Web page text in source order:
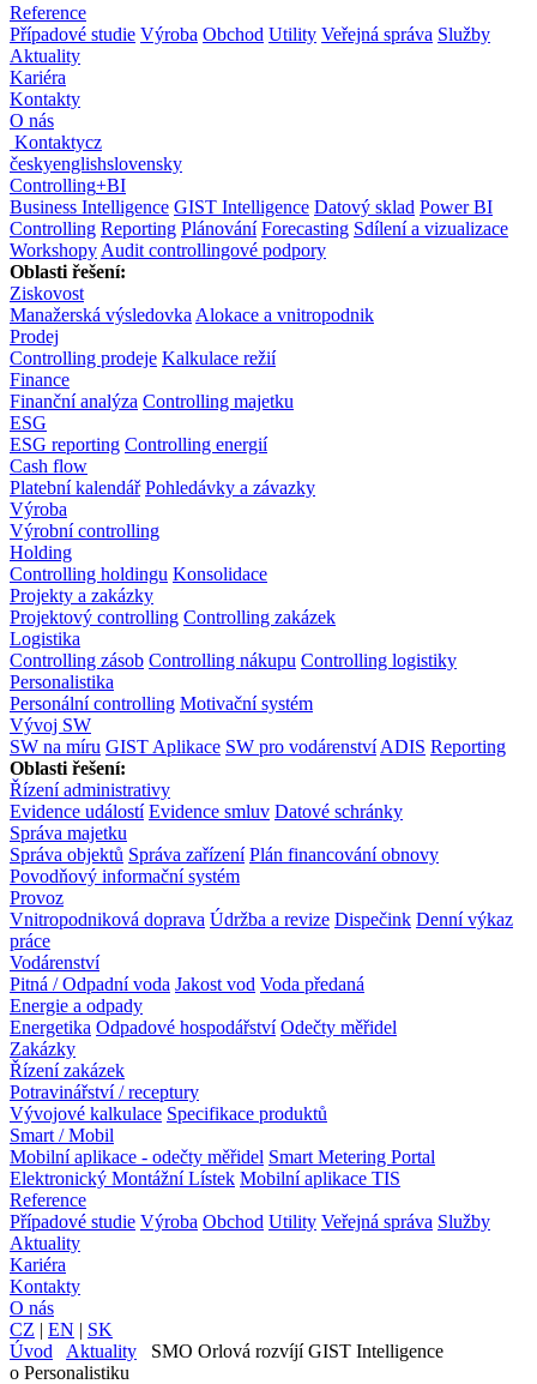
Reference
Případové studie Výroba Obchod Utility Veřejná správa Služby
Aktuality
Kariéra
Kontakty
O nás
Kontaktycz
českyenglishslovensky
Controlling+BI
Business Intelligence GIST Intelligence Datový sklad Power BI
Controlling Reporting Plánování Forecasting Sdílení a vizualizace
Workshopy Audit controllingové podpory
Oblasti řešení:
Ziskovost
Manažerská výsledovka Alokace a vnitropodnik
Prodej
Controlling prodeje Kalkulace režií
Finance
Finanční analýza Controlling majetku
ESG
ESG reporting Controlling energií
Cash flow
Platební kalendář Pohledávky a závazky
Výroba
Výrobní controlling
Holding
Controlling holdingu Konsolidace
Projekty a zakázky
Projektový controlling Controlling zakázek
Logistika
Controlling zásob Controlling nákupu Controlling logistiky
Personalistika
Personální controlling Motivační systém
Vývoj SW
SW na míru GIST Aplikace SW pro vodárenství ADIS Reporting
Oblasti řešení:
Řízení administrativy
Evidence událostí Evidence smluv Datové schránky
Správa majetku
Správa objektů Správa zařízení Plán financování obnovy
Povodňový informační systém
Provoz
Vnitropodniková doprava Údržba a revize Dispečink Denní výkaz
práce
Vodárenství
Pitná / Odpadní voda Jakost vod Voda předaná
Energie a odpady
Energetika Odpadové hospodářství Odečty měřidel
Zakázky
Řízení zakázek
Potravinářství / receptury
Vývojové kalkulace Specifikace produktů
Smart / Mobil
Mobilní aplikace - odečty měřidel Smart Metering Portal
Elektronický Montážní Lístek Mobilní aplikace TIS
Reference
Případové studie Výroba Obchod Utility Veřejná správa Služby
Aktuality
Kariéra
Kontakty
O nás
CZ | EN | SK
Úvod
Aktuality
SMO Orlová rozvíjí GIST Intelligence
o Personalistiku